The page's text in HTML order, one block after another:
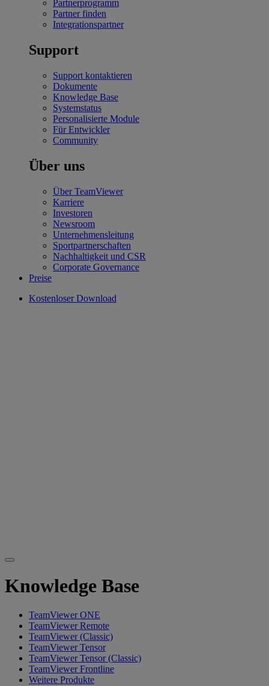
Partnerprogramm
Partner finden
Integrationspartner
Support
Support kontaktieren
Dokumente
Knowledge Base
Systemstatus
Personalisierte Module
Für Entwickler
Community
Über uns
Über TeamViewer
Karriere
Investoren
Newsroom
Unternehmensleitung
Sportpartnerschaften
Nachhaltigkeit und CSR
Corporate Governance
Preise
Kostenloser Download
Knowledge Base
TeamViewer ONE
TeamViewer Remote
TeamViewer (Classic)
TeamViewer Tensor
TeamViewer Tensor (Classic)
TeamViewer Frontline
Weitere Produkte